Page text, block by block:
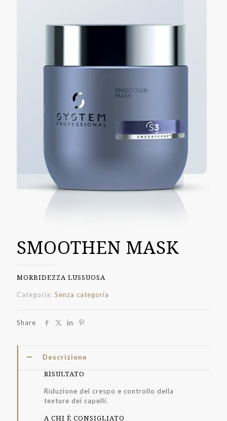
SMOOTHEN MASK
MORBIDEZZA LUSSUOSA
Categoria: Senza categoria
Share
Descrizione
RISULTATO
Riduzione del crespo e controllo della
texture dei capelli.
A CHI È CONSIGLIATO